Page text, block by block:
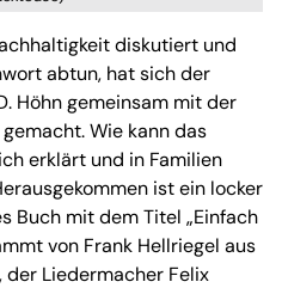
diskutiert und
abtun, hat sich der
Höhn gemeinsam mit der
Wie kann das
erklärt und in Familien
ist ein locker
Buch mit dem Titel „Einfach
von Frank Hellriegel aus
Liedermacher Felix